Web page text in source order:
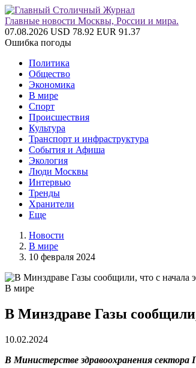
Главные новости Москвы, России и мира.
07.08.2026 USD 78.92 EUR 91.37
Ошибка погоды
Политика
Общество
Экономика
В мире
Спорт
Происшествия
Культура
Транспорт и инфраструктура
События и Афиша
Экология
Люди Москвы
Интервью
Тренды
Хранители
Еще
Новости
В мире
10 февраля 2024
В мире
В Минздраве Газы
10.02.2024
В Министерстве здравоохранения сектора